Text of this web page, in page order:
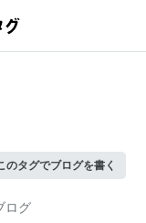
のタグでブログを書く
ログ